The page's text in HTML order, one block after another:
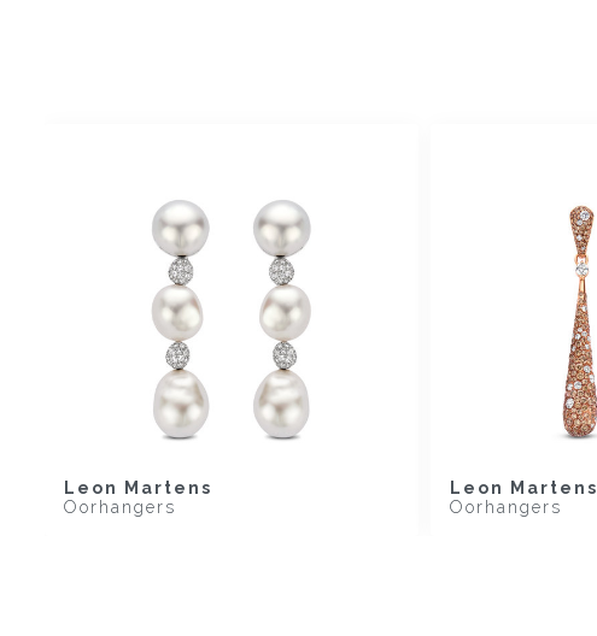
Leon Martens
Oorhangers
Leon Martens
Oorhangers